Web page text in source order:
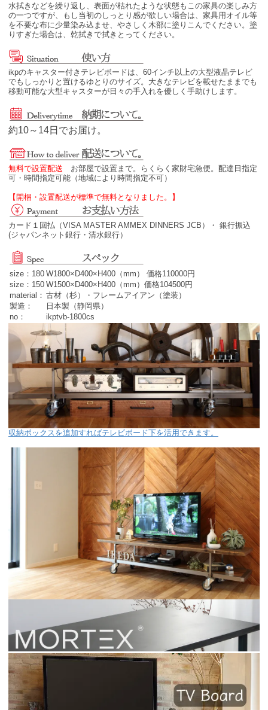
水拭きなどを繰り返し、表面が枯れたような状態もこの家具の楽しみ方
の一つですが、もし当初のしっとり感が欲しい場合は、家具用オイル等
を不要な布に少量染み込ませ、やさしく木部に塗りこんでください。塗
りすぎた場合は、乾拭きで拭きとってください。
ikpのキャスター付きテレビボードは、60インチ以上の大型液晶テレビ
でもしっかりと置けるゆとりのサイズ。大きなテレビを載せたままでも
移動可能な大型キャスターが日々の手入れを優しく手助けします。
約10～14日でお届け。
無料で設置配送 お部屋で設置まで。らくらく家財宅急便。配達日指定
可・時間指定可能（地域により時間指定不可）
【開梱・設置配送が標準で無料となりました。】
カード１回払（VISA MASTER AMMEX DINNERS JCB）・ 銀行振込
(ジャパンネット銀行・清水銀行）
size：180 W1800×D400×H400（mm） 価格110000円
size：150 W1500×D400×H400（mm）価格104500円
material： 古材（杉）・フレームアイアン（塗装）
製造：
日本製（静岡県）
no：
ikptvb-1800cs
収納ボックスを追加すればテレビボード下を活用できます。